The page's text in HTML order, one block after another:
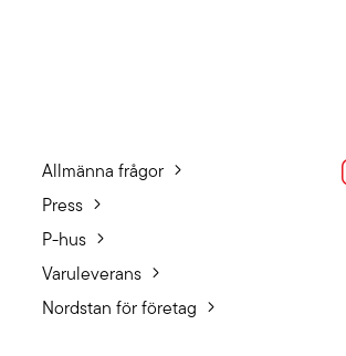
Allmänna frågor
Press
P-hus
Varuleverans
Nordstan för företag